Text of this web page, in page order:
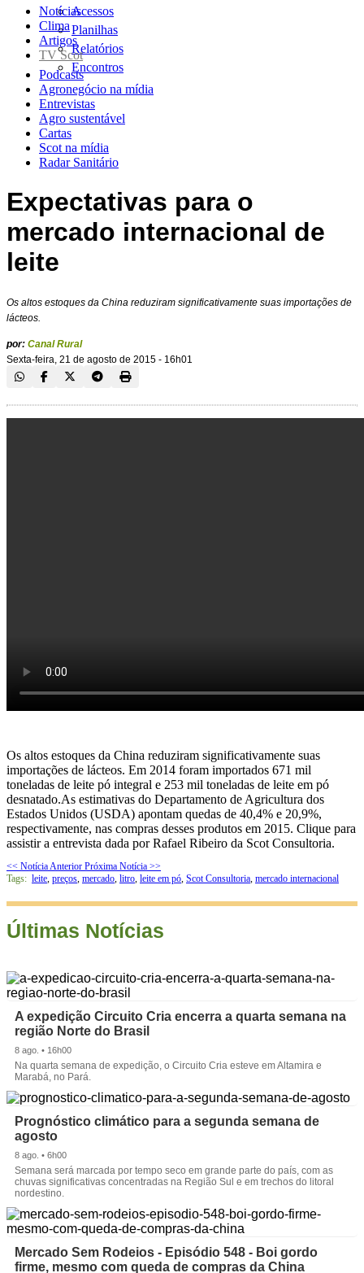
Acessos
Planilhas
Relatórios
Encontros
Notícias
Clima
Artigos
TV Scot
Podcasts
Agronegócio na mídia
Entrevistas
Agro sustentável
Cartas
Scot na mídia
Radar Sanitário
Expectativas para o
mercado internacional de
leite
Os altos estoques da China reduziram significativamente suas importações de
lácteos.
por: Canal Rural
Sexta-feira, 21 de agosto de 2015 - 16h01
Os altos estoques da China reduziram significativamente suas
importações de lácteos. Em 2014 foram importados 671 mil
toneladas de leite pó integral e 253 mil toneladas de leite em pó
desnatado.As estimativas do Departamento de Agricultura dos
Estados Unidos (USDA) apontam quedas de 40,4% e 20,9%,
respectivamente, nas compras desses produtos em 2015. Clique para
assistir a entrevista dada por Rafael Ribeiro da Scot Consultoria.
<< Notícia Anterior Próxima Notícia >>
Tags: leite, preços, mercado, litro, leite em pó, Scot Consultoria, mercado internacional
Últimas Notícias
A expedição Circuito Cria encerra a quarta semana na
região Norte do Brasil
8 ago. • 16h00
Na quarta semana de expedição, o Circuito Cria esteve em Altamira e
Marabá, no Pará.
Prognóstico climático para a segunda semana de
agosto
8 ago. • 6h00
Semana será marcada por tempo seco em grande parte do país, com as
chuvas significativas concentradas na Região Sul e em trechos do litoral
nordestino.
Mercado Sem Rodeios - Episódio 548 - Boi gordo
firme, mesmo com queda de compras da China